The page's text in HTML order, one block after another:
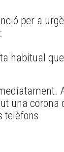
per a
habitual
una
telèfons